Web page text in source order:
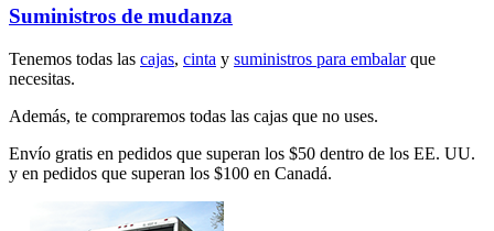
Suministros de mudanza
Tenemos todas las cajas, cinta y suministros para embalarque
necesitas.
Además, te compraremos todas las cajas que no uses.
Envío gratis en pedidos que superan los $50 dentro de los EE. UU.
y en pedidos que superan los $100 en Canadá.